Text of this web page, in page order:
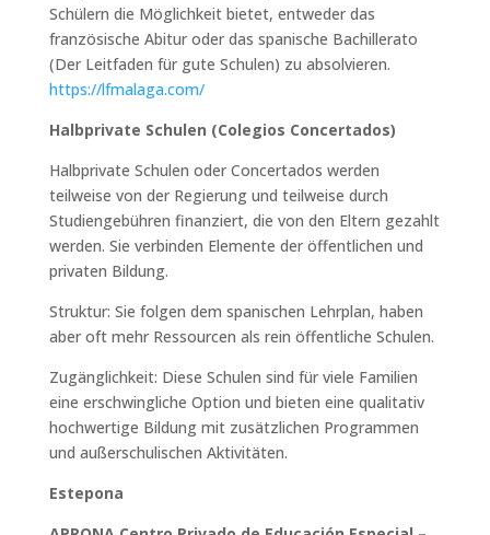
Schülern die Möglichkeit bietet, entweder das
französische Abitur oder das spanische Bachillerato
(Der Leitfaden für gute Schulen) zu absolvieren.
https://lfmalaga.com/
Halbprivate Schulen (Colegios Concertados)
Halbprivate Schulen oder Concertados werden
teilweise von der Regierung und teilweise durch
Studiengebühren finanziert, die von den Eltern gezahlt
werden. Sie verbinden Elemente der öffentlichen und
privaten Bildung.
Struktur: Sie folgen dem spanischen Lehrplan, haben
aber oft mehr Ressourcen als rein öffentliche Schulen.
Zugänglichkeit: Diese Schulen sind für viele Familien
eine erschwingliche Option und bieten eine qualitativ
hochwertige Bildung mit zusätzlichen Programmen
und außerschulischen Aktivitäten.
Estepona